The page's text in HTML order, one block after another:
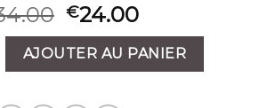
€24.00
doreille apm
AJOUTER AU PANIER